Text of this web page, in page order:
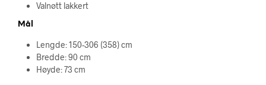
Valnøtt lakkert
Mål
Lengde: 150-306 (358) cm
Bredde: 90 cm
Høyde: 73 cm